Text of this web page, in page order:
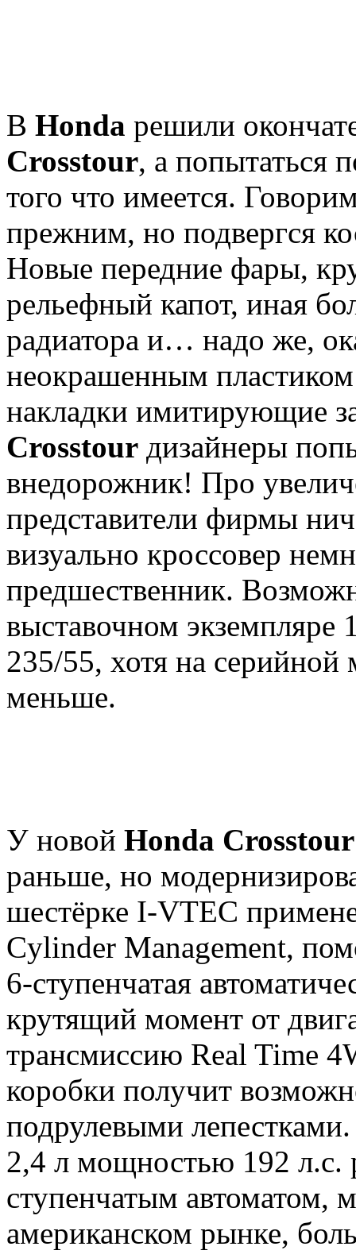
В Honda решили
Crosstour, а попытаться
того что имеется.
прежним, но подвергся
Новые передние фары,
рельефный капот, иная
радиатора и… надо же,
неокрашенным
накладки имитирующие
Crosstour дизайнеры
внедорожник! Про
представители фирмы
визуально кроссовер
предшественник.
выставочном
235/55, хотя на
меньше.
У новой Honda Crosstour
раньше, но
шестёрке I-VTEC
Cylinder Management,
6-ступенчатая
крутящий момент от
трансмиссию Real Time
коробки получит
подрулевыми
2,4 л мощностью 192 л.с.
ступенчатым автоматом,
американском рынке,